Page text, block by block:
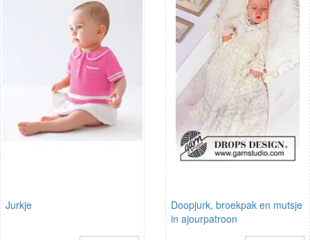
Jurkje
Doopjurk, broekpak en mutsje
in ajourpatroon